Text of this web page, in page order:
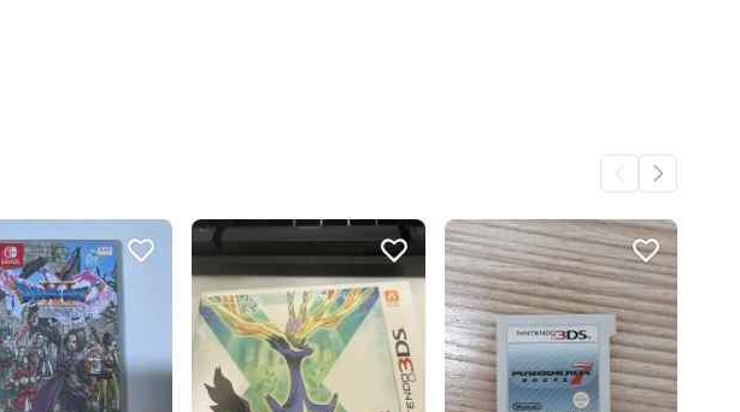
꼭 필요한 문의만 해요. 14